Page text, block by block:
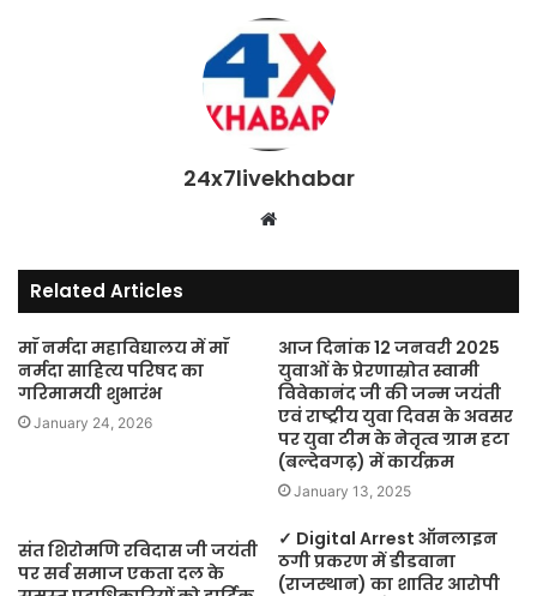
24x7livekhabar
Website
Related Articles
माँ नर्मदा महाविद्यालय में माँ
नर्मदा साहित्य परिषद का
गरिमामयी शुभारंभ
January 24, 2026
आज दिनांक 12 जनवरी 2025
युवाओं के प्रेरणास्रोत स्वामी
विवेकानंद जी की जन्म जयंती
एवं राष्ट्रीय युवा दिवस के अवसर
पर युवा टीम के नेतृत्व ग्राम हटा
(बल्देवगढ़) में कार्यक्रम
January 13, 2025
संत शिरोमणि रविदास जी जयंती
पर सर्व समाज एकता दल के
✓ Digital Arrest ऑनलाइन
ठगी प्रकरण में डीडवाना
(राजस्थान) का शातिर आरोपी